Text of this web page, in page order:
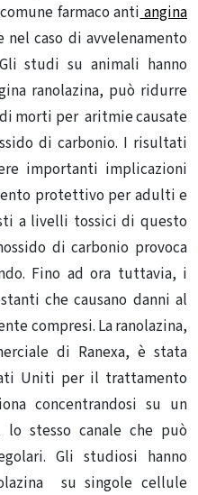
farmaco anti angina
caso di avvelenamento
studi su animali hanno
ranolazina, può ridurre
morti per aritmie causate
di carbonio. I risultati
importanti implicazioni
protettivo per adulti e
a livelli tossici di questo
di carbonio provoca
Fino ad ora tuttavia, i
che causano danni al
compresi. La ranolazina,
di Ranexa, è stata
Uniti per il trattamento
concentrandosi su un
stesso canale che può
Gli studiosi hanno
su singole cellule